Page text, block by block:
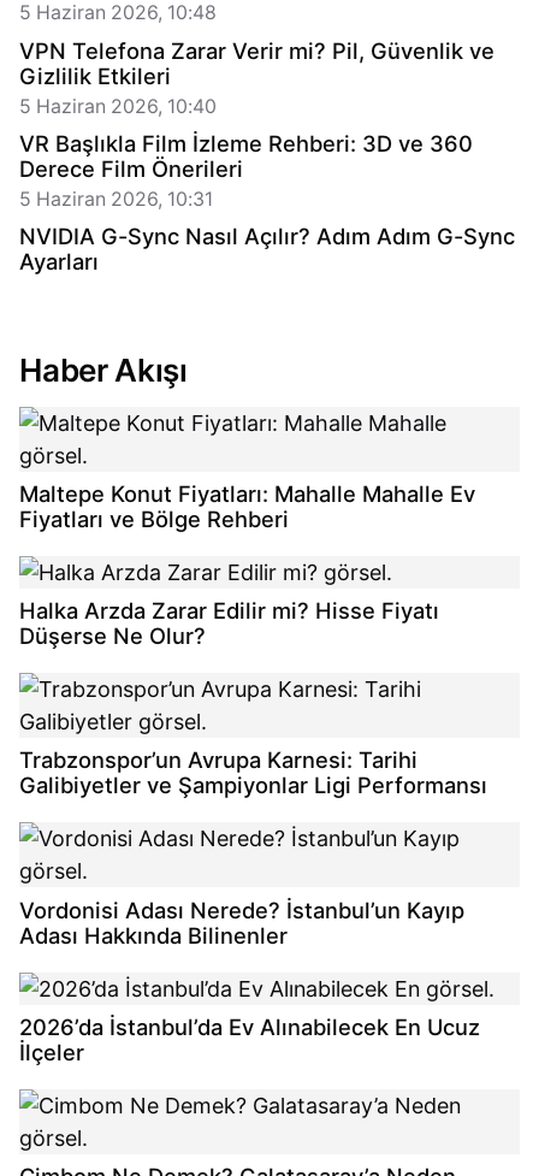
5 Haziran 2026, 10:48
VPN Telefona Zarar Verir mi? Pil, Güvenlik ve
Gizlilik Etkileri
5 Haziran 2026, 10:40
VR Başlıkla Film İzleme Rehberi: 3D ve 360
Derece Film Önerileri
5 Haziran 2026, 10:31
NVIDIA G-Sync Nasıl Açılır? Adım Adım G-Sync
Ayarları
Haber Akışı
Maltepe Konut Fiyatları: Mahalle Mahalle Ev
Fiyatları ve Bölge Rehberi
Halka Arzda Zarar Edilir mi? Hisse Fiyatı
Düşerse Ne Olur?
Trabzonspor’un Avrupa Karnesi: Tarihi
Galibiyetler ve Şampiyonlar Ligi Performansı
Vordonisi Adası Nerede? İstanbul’un Kayıp
Adası Hakkında Bilinenler
2026’da İstanbul’da Ev Alınabilecek En Ucuz
İlçeler